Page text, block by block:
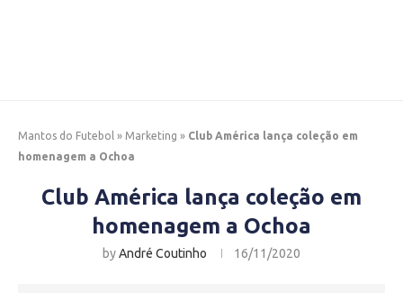
Mantos do Futebol » Marketing » Club América lança coleção em
homenagem a Ochoa
Club América lança coleção em
homenagem a Ochoa
byAndré Coutinho 16/11/2020